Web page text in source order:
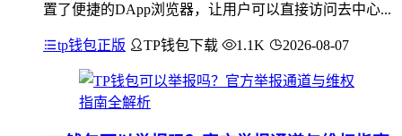
置了便捷的DApp浏览器，让用户可以直接访问去中心...
tp钱包正版 TP钱包下载 1.1K 2026-08-07